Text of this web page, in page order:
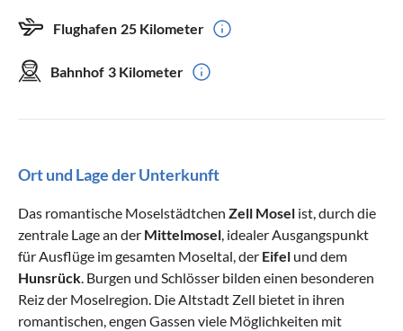
Flughafen 25 Kilometer
Bahnhof 3 Kilometer
Ort und Lage der Unterkunft
Das romantische Moselstädtchen Zell Mosel ist, durch die
zentrale Lage an der Mittelmosel , idealer Ausgangspunkt
für Ausflüge im gesamten Moseltal, der Eifel und dem
Hunsrück . Burgen und Schlösser bilden einen besonderen
Reiz der Moselregion. Die Altstadt Zell bietet in ihren
romantischen, engen Gassen viele Möglichkeiten mit